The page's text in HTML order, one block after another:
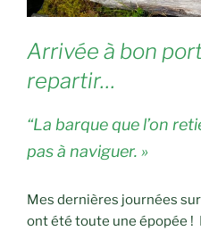
Arrivée à bon
repartir…
“La barque que l’on
pas à naviguer. »
Mes dernières journées
ont été toute une épopée !